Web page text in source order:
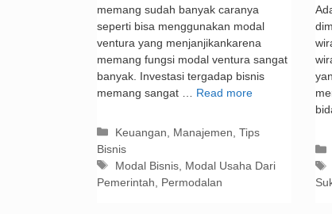
memang sudah banyak caranya
seperti bisa menggunakan modal
ventura yang menjanjikankarena
memang fungsi modal ventura sangat
banyak. Investasi tergadap bisnis
memang sangat … Read more
Kategori
Keuangan Manajemen ,Tips
Bisnis
Tag
Modal Bisnis Modal Usaha Dari
Pemerintah
Permodalan